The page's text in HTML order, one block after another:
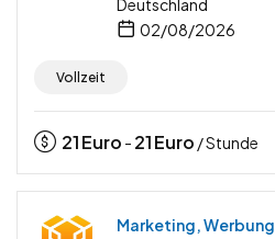
Deutschland
02/08/2026
Vollzeit
21Euro - 21Euro / Stunde
Marketing, Werbung